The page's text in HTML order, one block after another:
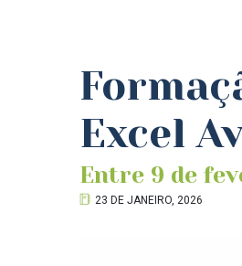
Excel
Entre 9 de
23 DE JANEIRO, 2026